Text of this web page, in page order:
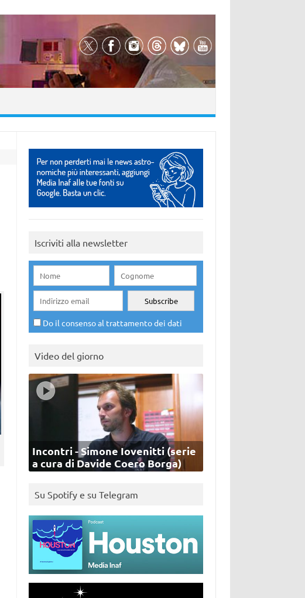
Iscriviti alla newsletter
Do il consenso al trattamento dei dati
Video del giorno
Incontri - Simone Iovenitti (serie
a cura di Davide Coero Borga)
Su Spotify e su Telegram